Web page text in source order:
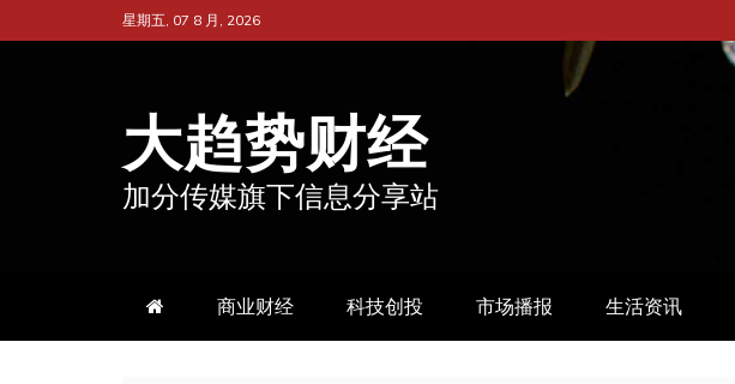
至
星期五, 07 8 月, 2026
大趋势财经
加分传媒旗下信息分享站
商业财经 科技创投 市场播报 生活资讯